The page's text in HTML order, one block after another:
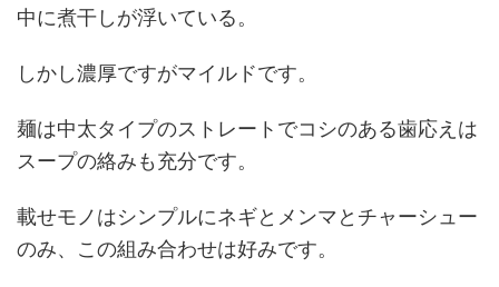
中に煮干しが浮いている。
しかし濃厚ですがマイルドです。
麺は中太タイプのストレートでコシのある歯応えは
スープの絡みも充分です。
載せモノはシンプルにネギとメンマとチャーシュー
のみ、この組み合わせは好みです。